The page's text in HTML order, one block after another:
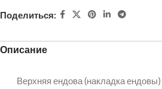
Поделиться:
Описание
Верхняя ендова (накладка